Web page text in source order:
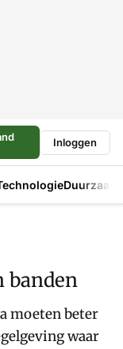
Inloggen
banden
moeten beter
waar